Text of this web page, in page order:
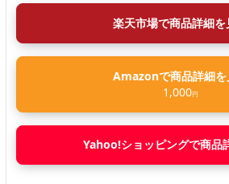
楽天市場で商品詳細を
Amazonで商品詳細を
1,000円
Yahoo!ショッピングで商品